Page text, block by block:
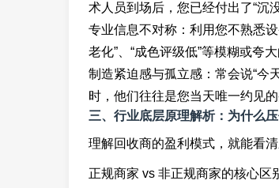
术人员到场后，您已经付出了“沉
专业信息不对称：利用您不熟悉
老化”、“成色评级低”等模糊或夸
制造紧迫感与孤立感：常会说“今
时，他们往往是您当天唯一约见
三、行业底层原理解析：为什么
理解回收商的盈利模式，就能看清
正规商家 vs 非正规商家的核心